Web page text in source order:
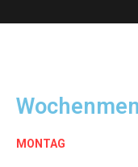
MONTAG